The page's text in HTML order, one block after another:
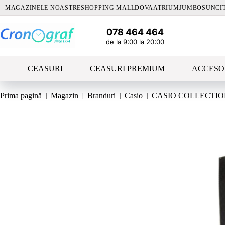
SariMAGAZINELE NOASTRESHOPPING MALLDOVA ATRIUMJUMBO
078 464 464
de la 9:00 la 20:00
CEASURI CEASURI PREMIUM
Prima pagină Magazin Branduri Casio CASIO